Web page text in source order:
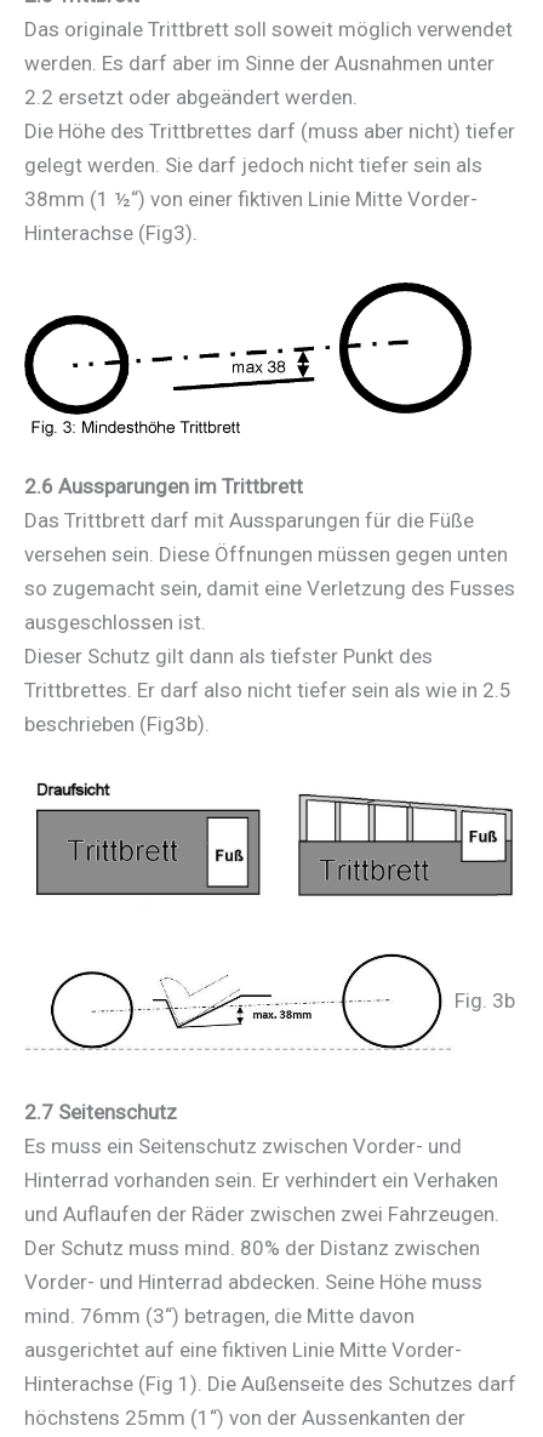
Das originale Trittbrett soll soweit möglich verwendet
werden. Es darf aber im Sinne der Ausnahmen unter
2.2 ersetzt oder abgeändert werden.
Die Höhe des Trittbrettes darf (muss aber nicht) tiefer
gelegt werden. Sie darf jedoch nicht tiefer sein als
38mm (1 ½“) von einer fiktiven Linie Mitte Vorder-
Hinterachse (Fig3).
2.6 Aussparungen im Trittbrett
Das Trittbrett darf mit Aussparungen für die Füße
versehen sein. Diese Öffnungen müssen gegen unten
so zugemacht sein, damit eine Verletzung des Fusses
ausgeschlossen ist.
Dieser Schutz gilt dann als tiefster Punkt des
Trittbrettes. Er darf also nicht tiefer sein als wie in 2.5
beschrieben (Fig3b).
Fig. 3b
2.7 Seitenschutz
Es muss ein Seitenschutz zwischen Vorder- und
Hinterrad vorhanden sein. Er verhindert ein Verhaken
und Auflaufen der Räder zwischen zwei Fahrzeugen.
Der Schutz muss mind. 80% der Distanz zwischen
Vorder- und Hinterrad abdecken. Seine Höhe muss
mind. 76mm (3“) betragen, die Mitte davon
ausgerichtet auf eine fiktiven Linie Mitte Vorder-
Hinterachse (Fig 1). Die Außenseite des Schutzes darf
höchstens 25mm (1“) von der Aussenkanten der